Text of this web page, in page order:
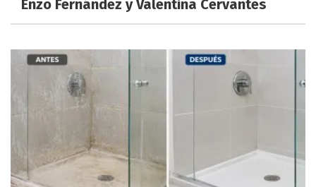
Enzo Fernández y Valentina Cervantes